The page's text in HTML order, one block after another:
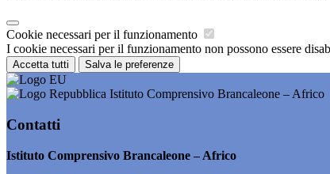
Cookie necessari per il funzionamento
I cookie necessari per il funzionamento non possono essere
Accetta tutti Salva le preferenze
Istituto Comprensivo Brancaleone – Africo
Contatti
Istituto Comprensivo Brancaleone – Africo